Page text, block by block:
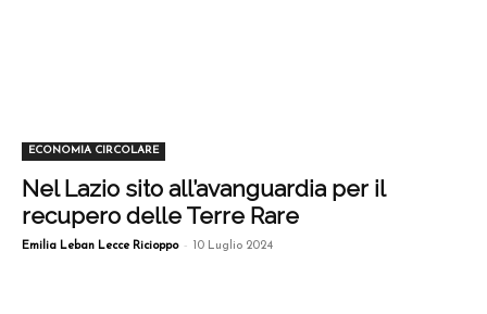
ECONOMIA CIRCOLARE
Nel Lazio sito all’avanguardia per il
recupero delle Terre Rare
Emilia Leban Lecce Ricioppo - 10 Luglio 2024